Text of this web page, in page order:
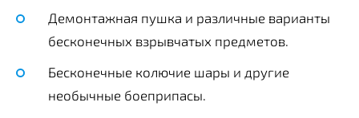
Демонтажная пушка и различные варианты
бесконечных взрывчатых предметов.
Бесконечные колючие шары и другие
необычные боеприпасы.